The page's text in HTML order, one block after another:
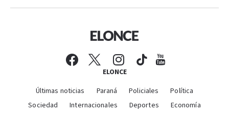
ELONCE
Últimas noticias Paraná Policiales
Política
Sociedad
Internacionales Deportes
Economía